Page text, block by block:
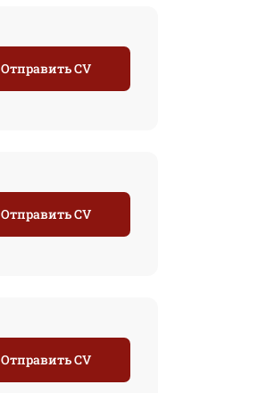
Отправить CV
Отправить CV
Отправить CV